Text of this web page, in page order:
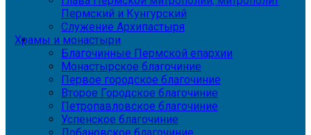
Пермский и Кунгурский
Служение Архипастыря
Храмы и монастыри
Благочинные Пермской епархии
Монастырское благочиние
Первое городское благочиние
Второе Городское благочиние
Петропавловское благочиние
Успенское благочиние